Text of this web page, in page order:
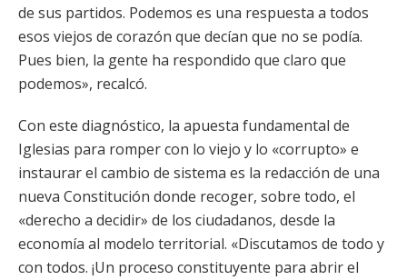
de sus partidos. Podemos es una respuesta a todos
esos viejos de corazón que decían que no se podía.
Pues bien, la gente ha respondido que claro que
podemos», recalcó.
Con este diagnóstico, la apuesta fundamental de
Iglesias para romper con lo viejo y lo «corrupto» e
instaurar el cambio de sistema es la redacción de una
nueva Constitución donde recoger, sobre todo, el
«derecho a decidir» de los ciudadanos, desde la
economía al modelo territorial. «Discutamos de todo y
con todos. ¡Un proceso constituyente para abrir el